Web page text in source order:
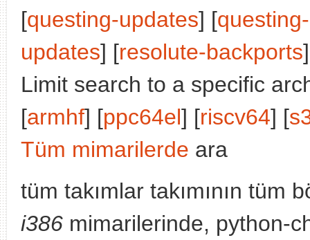
[questing-updates] [
updates] [resolute-backports
Limit search to a specific
[armhf] [ppc64el] [riscv64] [
Tüm mimarilerde ara
tüm takımlar takımının
i386 mimarilerinde, python-